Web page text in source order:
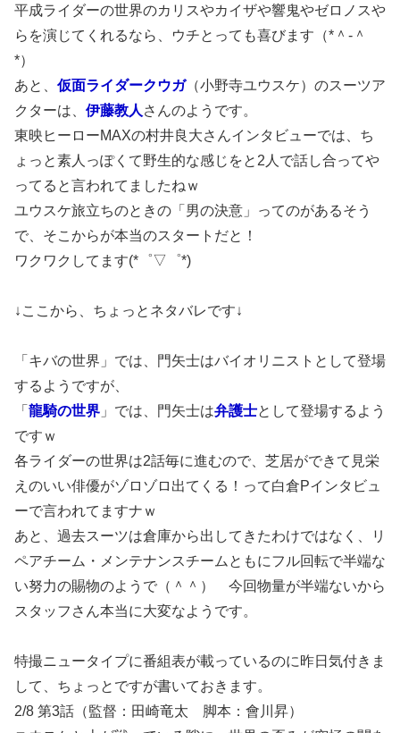
平成ライダーの世界のカリスやカイザや響鬼やゼロノスや
らを演じてくれるなら、ウチとっても喜びます（*＾-＾
*）
あと、 仮面ライダークウガ（小野寺ユウスケ）のスーツア
クターは、 伊藤教人 さんのようです。
東映ヒーローMAXの村井良大さんインタビューでは、ち
ょっと素人っぽくて野生的な感じをと2人で話し合ってや
ってると言われてましたねｗ
ユウスケ旅立ちのときの「男の決意」ってのがあるそう
で、そこからが本当のスタートだと！
ワクワクしてます(*゜▽゜*)
↓ここから、ちょっとネタバレです↓
「キバの世界」では、門矢士はバイオリニストとして登場
するようですが、
「 龍騎の世界 」では、門矢士は弁護士として登場するよう
ですｗ
各ライダーの世界は2話毎に進むので、芝居ができて見栄
えのいい俳優がゾロゾロ出てくる！って白倉Pインタビュ
ーで言われてますナｗ
あと、過去スーツは倉庫から出してきたわけではなく、リ
ペアチーム・メンテナンスチームともにフル回転で半端な
い努力の賜物のようで（＾＾） 今回物量が半端ないから
スタッフさん本当に大変なようです。
特撮ニュータイプに番組表が載っているのに昨日気付きま
して、ちょっとですが書いておきます。
2/8 第3話（監督：田崎竜太 脚本：會川昇）